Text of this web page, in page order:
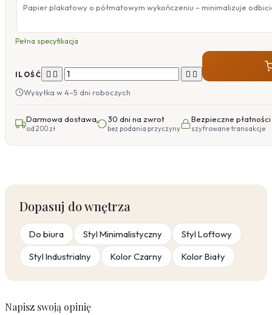
Papier plakatowy o półmatowym wykończeniu – minimalizuje
Pełna specyfikacja
ILOŚĆ    
Wysyłka w 4–5 dni roboczych
Darmowa dostawa
od 200 zł
30 dni na zwrot
bez podania przyczyny
Bezpieczne płatności
szyfrowane transakcje
Dopasuj do wnętrza
Do biura Styl Minimalistyczny
Styl Loftowy
Styl Industrialny
Kolor Czarny Kolor Biały
Napisz swoją opinię